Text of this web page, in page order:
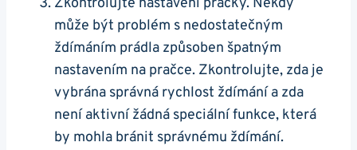
Zkontrolujte nastavení pračky. Někdy
může být problém s nedostatečným
ždímáním prádla způsoben špatným
nastavením na‌ pračce. ‌Zkontrolujte, zda je
vybrána správná rychlost ždímání a zda
není aktivní žádná speciální ⁣funkce, která
by mohla bránit ​správnému ždímání.